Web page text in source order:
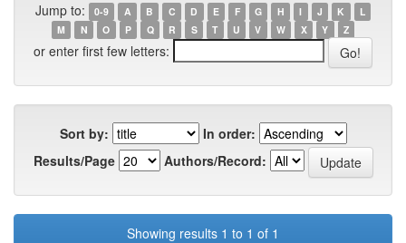
Jump to: 0-9 A B C D E F G H I J K
L
M
N O P Q R S T U V W X Y Z
or enter first few letters:
Sort by:
In order:
Results/Page
Authors/Record:
Showing results 1 to 1 of 1